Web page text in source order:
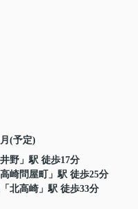
(予定)
井野 」駅 徒歩17分
高崎問屋町
」駅 徒歩25分
「 北高崎 」駅 徒歩33分